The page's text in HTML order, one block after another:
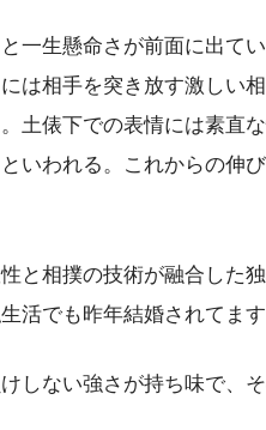
一生懸命さが前面に出て
は相手を突き放す激しい
土俵下での表情には素直
いわれる。これからの伸
と相撲の技術が融合した
活でも昨年結婚されてま
しない強さが持ち味で、